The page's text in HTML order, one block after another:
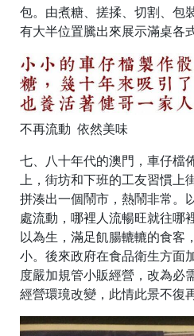
包。由煮糖、搓揉、切割、包
有大半位置騰出來展示滿桌各
不再流動 依然美味
七、八十年代的澳門，車仔檔
上，街坊和下班的工友習慣上
拼湊出一個鬧市，熱鬧非常。
處流動，哪裡人流暢旺就往哪
以為生，滿足飢腸轆轆的食客
小。後來政府在食品衛生方面
度嚴加規管小販經營，改為必
經營環璄改變，此情此景不復再